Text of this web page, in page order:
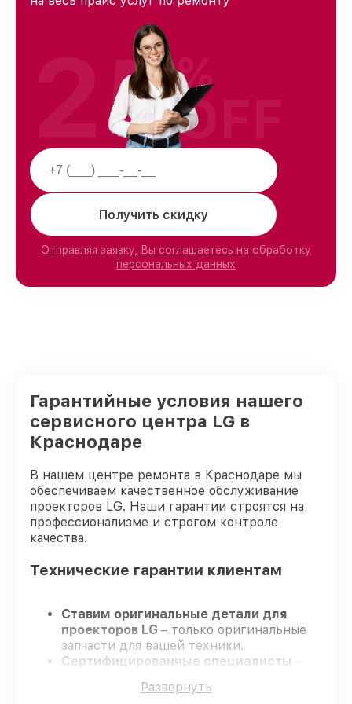
Получить скидку
Отправляя заявку, Вы соглашаетесь на обработку
персональных данных
25%
OFF
Гарантийные условия нашего
сервисного центра LG в
Краснодаре
В нашем центре ремонта в Краснодаре мы
обеспечиваем качественное обслуживание
проекторов LG. Наши гарантии строятся на
профессионализме и строгом контроле
качества.
Технические гарантии клиентам
Ставим оригинальные детали для
проекторов LG – только оригинальные
запчасти для вашей техники.
Сертифицированные специалисты –
подтверждает высокий уровень сервиса.
Развернуть